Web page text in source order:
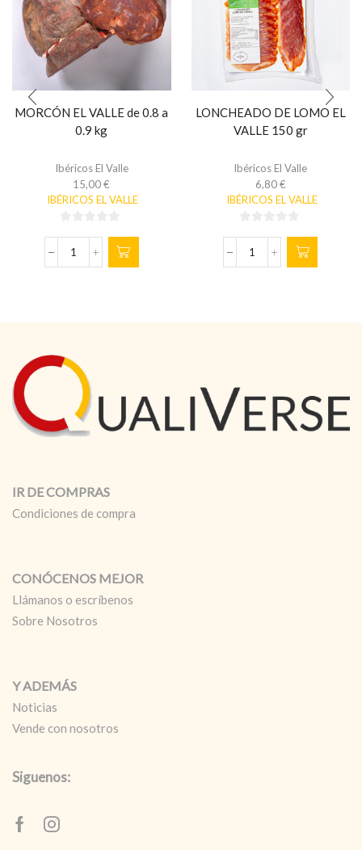
MORCÓN EL VALLE de 0.8 a
0.9 kg
Ibéricos El Valle
15,00€
IBÉRICOS EL VALLE
de
5
MORCÓN
kg
cantidad
LONCHEADO DE LOMO EL
VALLE 150 gr
Ibéricos El Valle
6,80€
IBÉRICOS EL VALLE
de
5
LONCHEADO
IR DE COMPRAS
Condiciones de compra
CONÓCENOS MEJOR
Llámanos o escríbenos
Sobre Nosotros
Y ADEMÁS
Noticias
Vende con nosotros
Siguenos:
FacebookInstagram